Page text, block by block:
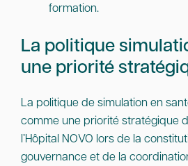
formation.
La politique
une priorité
La politique de simulation en
comme une priorité stratégique
l’Hôpital NOVO lors de la
gouvernance et de la